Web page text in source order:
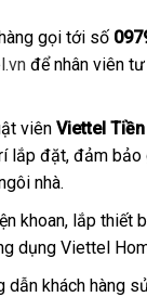
gọi tới số
để nhân viên
viên Viettel
lắp đặt, đảm bảo
nhà.
khoan, lắp thiết
dụng Viettel
dẫn khách hàng